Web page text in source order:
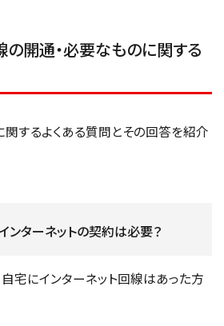
の開通・必要なものに関する
関するよくある質問とその回答を紹介
ンターネットの契約は必要？
宅にインターネット回線はあった方